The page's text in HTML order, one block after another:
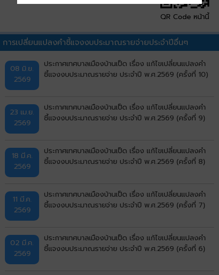
QR Code หน้านี้
การเปลี่ยนแปลงคำชี้แจงงบประมาณรายจ่ายประจำปีอื่นๆ
08 มิ.ย.
2569
ประกาศเทศบาลเมืองบ้านเป็ด เรื่อง แก้ไขเปลี่ยนแปลงคำ
ชี้แจงงบประมาณรายจ่าย ประจำปี พ.ศ.2569 (ครั้งที่ 10)
23 เม.ย.
2569
ประกาศเทศบาลเมืองบ้านเป็ด เรื่อง แก้ไขเปลี่ยนแปลงคำ
ชี้แจงงบประมาณรายจ่าย ประจำปี พ.ศ.2569 (ครั้งที่ 9)
18 มี.ค.
2569
ประกาศเทศบาลเมืองบ้านเป็ด เรื่อง แก้ไขเปลี่ยนแปลงคำ
ชี้แจงงบประมาณรายจ่าย ประจำปี พ.ศ.2569 (ครั้งที่ 8)
11 มี.ค.
2569
ประกาศเทศบาลเมืองบ้านเป็ด เรื่อง แก้ไขเปลี่ยนแปลงคำ
ชี้แจงงบประมาณรายจ่าย ประจำปี พ.ศ.2569 (ครั้งที่ 7)
02 มี.ค.
2569
ประกาศเทศบาลเมืองบ้านเป็ด เรื่อง แก้ไขเปลี่ยนแปลงคำ
ชี้แจงงบประมาณรายจ่าย ประจำปี พ.ศ.2569 (ครั้งที่ 6)